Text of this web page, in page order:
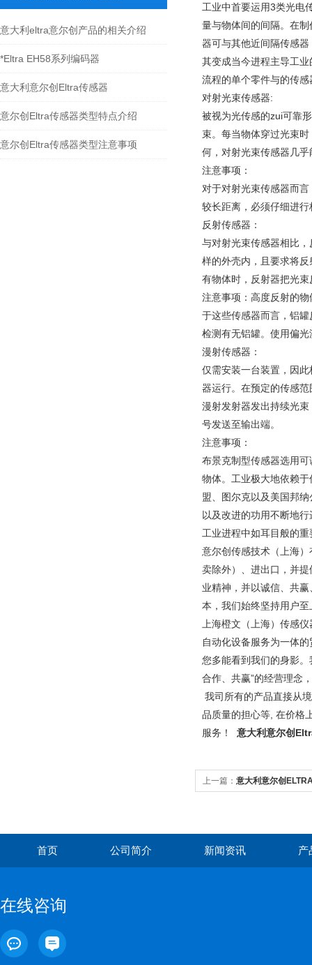
意大利eltra意尔创产品的相关介绍
*Eltra EH58系列编码器
意大利意尔创Eltra传感器
意尔创Eltra传感器类型特点介绍
意尔创Eltra传感器类型注意事项
工业中首要运用3类光电
量与物体间的间隔。在
器可与其他近间隔传感
其变成当今进程主导工
流程的单个零件与的传
对射光束传感器:
被视为光传感的zui可靠
束。每当物体穿过光束
何，对射光束传感器几
注意事项：
对于对射光束传感器而
较长距离，必须仔细进行
反射传感器：
与对射光束传感器相比
样的外壳内，且要求将
有物体时，反射器把光
注意事项：高度反射的
于这些传感器而言，铝
检测有无铝罐。使用偏
漫射传感器：
仅需安装一台装置，因
器运行。在预定的传感
漫射发射器发出持续光
号发送至输出端。
注意事项：
布景克制型传感器选用
物体。工业极大地依赖
盟、图尔克以及美国邦
以及改进的功用不断地
工业进程中如耳目般的重
意尔创传感技术（上海
卖除外）、进出口，并
业精神，并以诚信、共
本，我们始终坚持用户
上海橙文（上海）传感
自动化设备服务为一体
您多能看到我们的身影
合作、共赢”的经营理念
我司所有的产品直接从
品质量的担心等, 在价格
服务！ 意大利意尔创
上一篇： 意大利意尔创
首页 公司简介 新闻资讯 产
在线咨询